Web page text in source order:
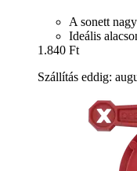
A sonett
Ideális
1.840 Ft
Szállítás eddig: